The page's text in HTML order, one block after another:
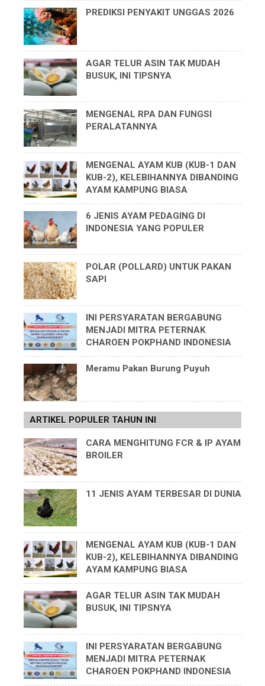
PREDIKSI PENYAKIT UNGGAS 2026
AGAR TELUR ASIN TAK MUDAH
BUSUK, INI TIPSNYA
MENGENAL RPA DAN FUNGSI
PERALATANNYA
MENGENAL AYAM KUB (KUB-1 DAN
KUB-2), KELEBIHANNYA DIBANDING
AYAM KAMPUNG BIASA
6 JENIS AYAM PEDAGING DI
INDONESIA YANG POPULER
POLAR (POLLARD) UNTUK PAKAN
SAPI
INI PERSYARATAN BERGABUNG
MENJADI MITRA PETERNAK
CHAROEN POKPHAND INDONESIA
Meramu Pakan Burung Puyuh
ARTIKEL POPULER TAHUN INI
CARA MENGHITUNG FCR & IP AYAM
BROILER
11 JENIS AYAM TERBESAR DI DUNIA
MENGENAL AYAM KUB (KUB-1 DAN
KUB-2), KELEBIHANNYA DIBANDING
AYAM KAMPUNG BIASA
AGAR TELUR ASIN TAK MUDAH
BUSUK, INI TIPSNYA
INI PERSYARATAN BERGABUNG
MENJADI MITRA PETERNAK
CHAROEN POKPHAND INDONESIA